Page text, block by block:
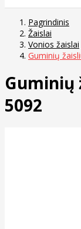
Pagrindinis
Žaislai
Vonios žaislai
Guminių
Guminių
5092